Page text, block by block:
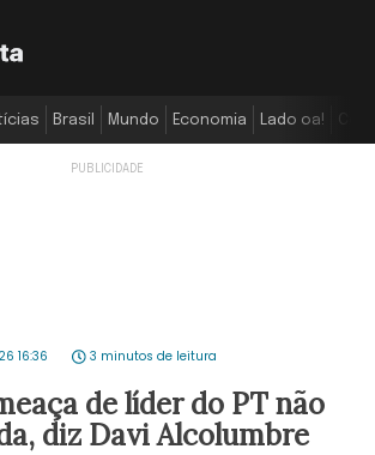
Brasil Mundo Economia Lado oa!
16:36 3 minutos de leitura
de líder do PT não
diz Davi Alcolumbre